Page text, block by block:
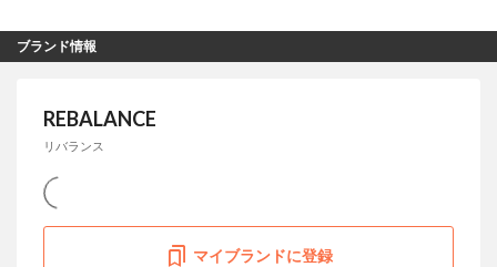
ブランド情報
REBALANCE
リバランス
マイブランドに登録